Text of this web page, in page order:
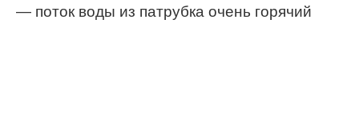
— поток воды из патрубка очень горячий